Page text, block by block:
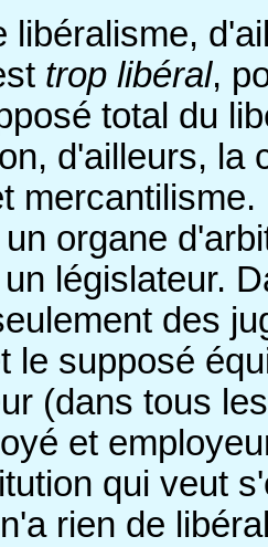
libéralisme,
trop libéral,
total du
d'ailleurs, la
un organe
législateur.
des
le supposé
(dans tous
et
qui veut
rien de